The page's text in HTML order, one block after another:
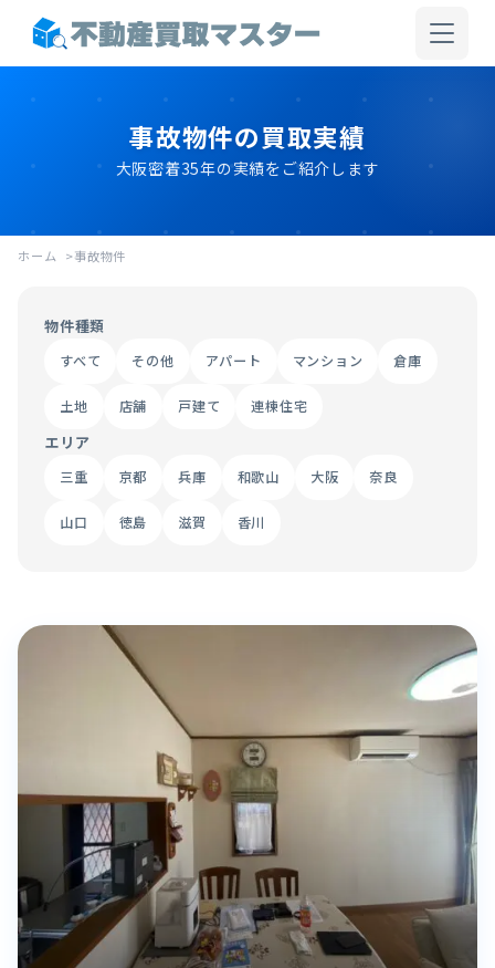
事故物件の買取実績
大阪密着35年の実績をご紹介します
ホーム 事故物件
物件種類
すべて その他 アパート マンション 倉庫
土地 店舗 戸建て 連棟住宅
エリア
三重 京都 兵庫 和歌山 大阪 奈良
山口 徳島 滋賀 香川